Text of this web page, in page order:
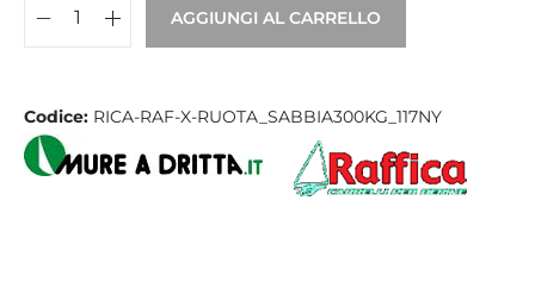
AGGIUNGI AL CARRELLO
Codice: RICA-RAF-X-RUOTA_SABBIA300KG_117NY